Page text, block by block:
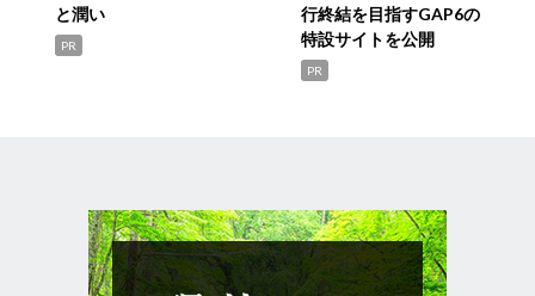
と潤い
PR
行終結を目指すGAP6の
特設サイトを公開
PR